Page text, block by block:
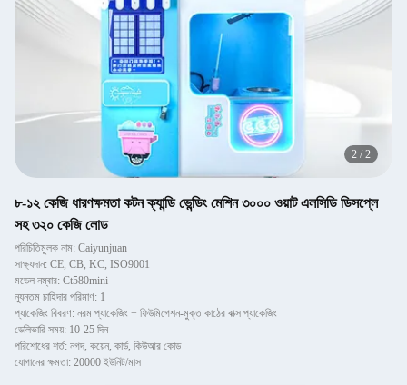
2 /2
৮-১২ কেজি ধারণক্ষমতা কটন ক্যান্ডি ভেন্ডিং মেশিন ৩০০০ ওয়াট এলসিডি ডিসপ্লে
সহ ৩২০ কেজি লোড
পরিচিতিমুলক নাম: Caiyunjuan
সাক্ষ্যদান: CE, CB, KC, ISO9001
মডেল নম্বার: Ct580mini
ন্যূনতম চাহিদার পরিমাণ: 1
প্যাকেজিং বিবরণ: নরম প্যাকেজিং + ফিউমিগেশন-মুক্ত কাঠের বাক্স প্যাকেজিং
ডেলিভারি সময়: 10-25 দিন
পরিশোধের শর্ত: নগদ, কয়েন, কার্ড, কিউআর কোড
যোগানের ক্ষমতা: 20000 ইউনিট/মাস